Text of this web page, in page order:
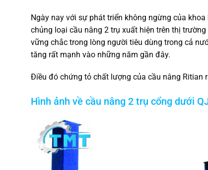
Ngày nay với sự phát triển không ngừng của
chủng loại cầu nâng 2 trụ xuất hiện trên thị
vững chắc trong lòng người tiêu dùng trong cả
tăng rất mạnh vào những năm gần đây.
Điều đó chứng tỏ chất lượng của cầu nâng Ritian
Hình ảnh về cầu nâng 2 trụ cổng dưới